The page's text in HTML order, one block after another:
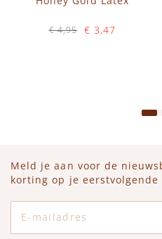
€ 3,47
€ 4,95
Meld je aan voor de
korting op je